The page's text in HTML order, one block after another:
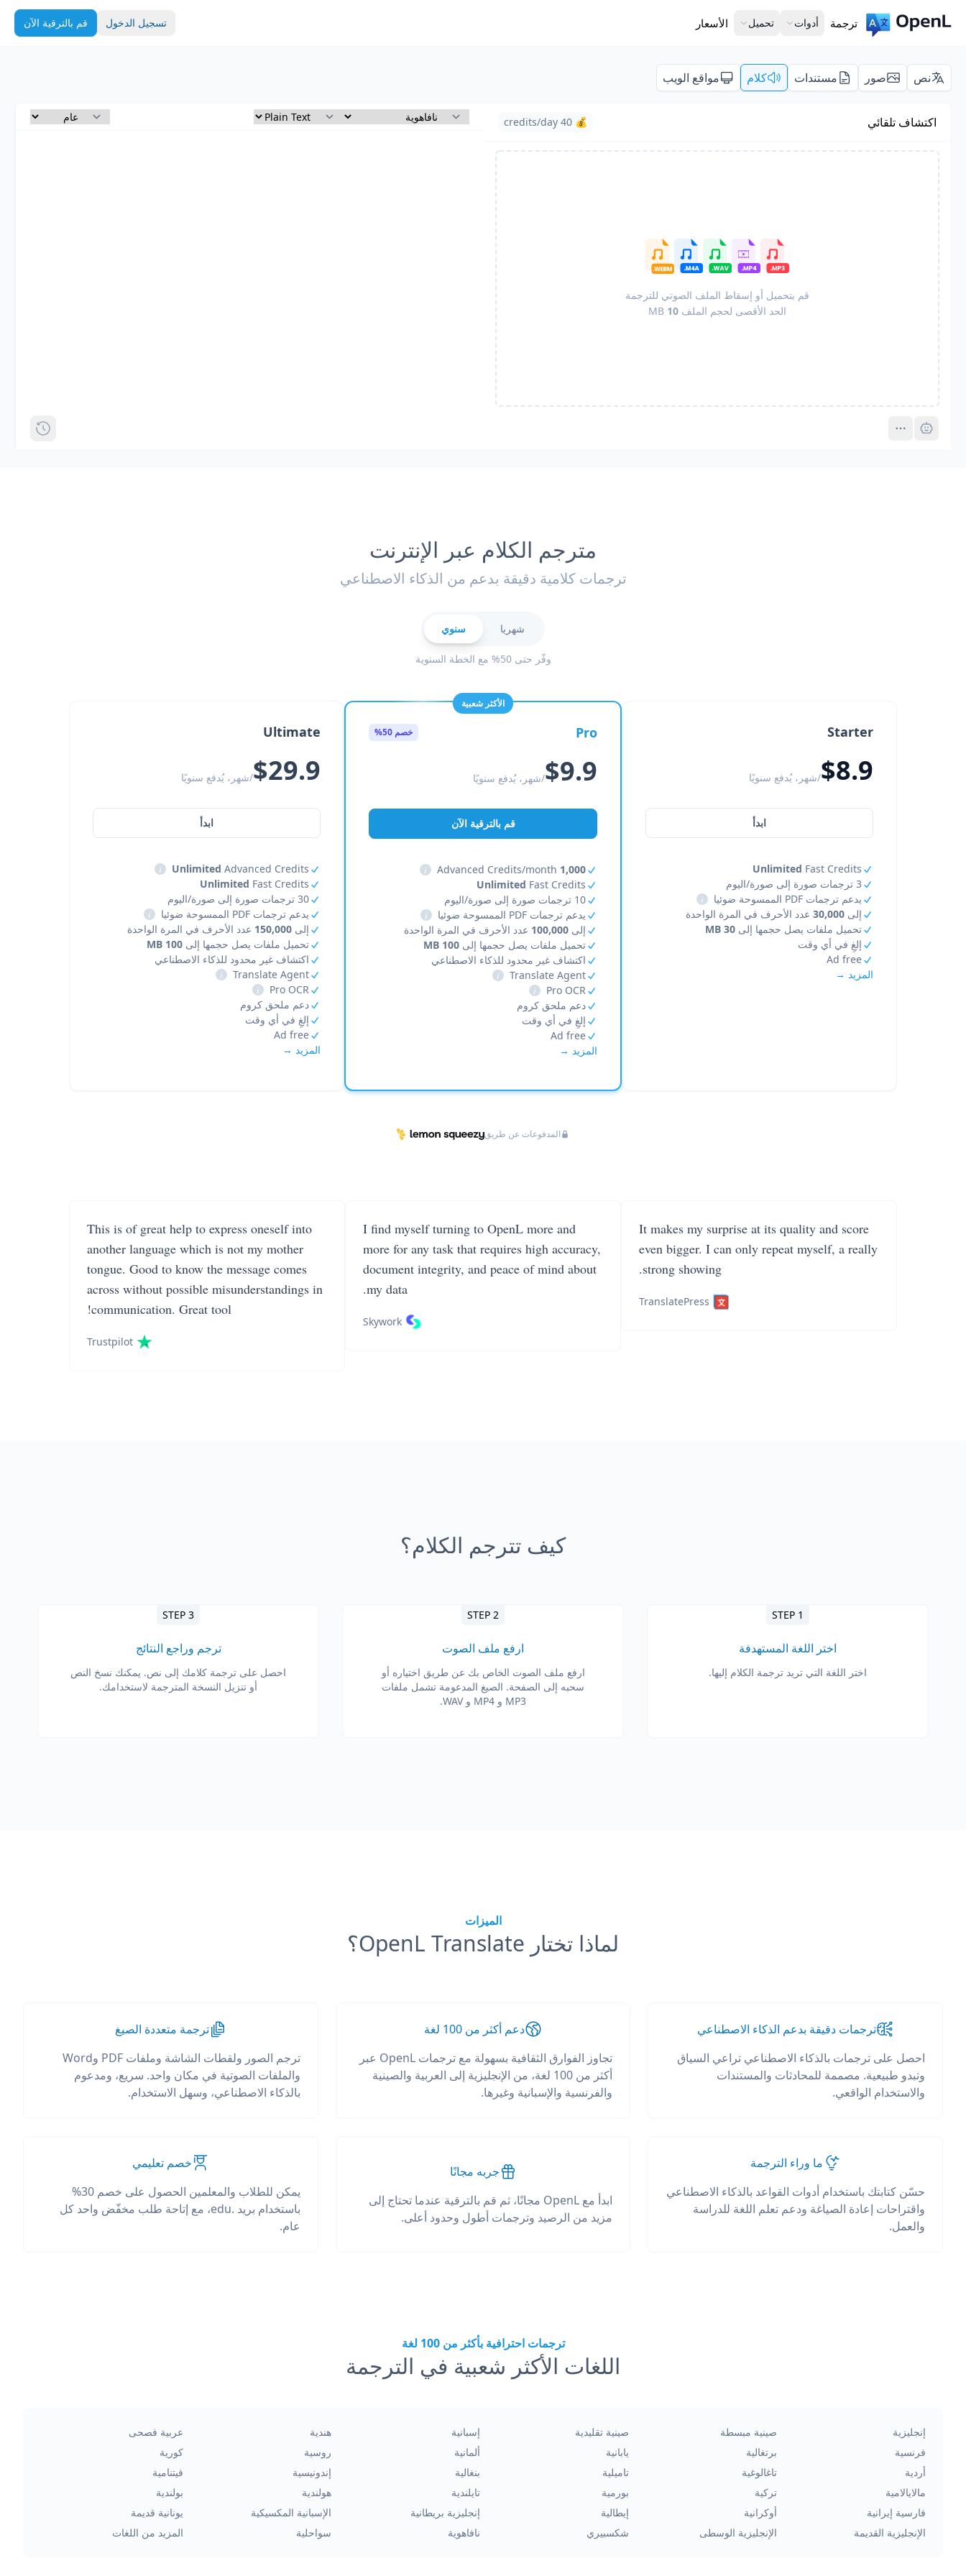
ترجمة أدوات تحميل الأسعار تسجيل الدخول قم بالترقية الآن
نص صور مستندات كلام مواقع الويب
اكتشاف تلقائي 💰 40 credits/day
قم بتحميل أو إسقاط الملف الصوتي للترجمة
الحد الأقصى لحجم الملف10
MB
مترجم الكلام عبر الإنترنت
ترجمات كلامية دقيقة بدعم من الذكاء الاصطناعي
شهريا سنوي
وفّر حتى 50% مع الخطة السنوية
Starter
$8.9/شهر، يُدفع سنويًا
ابدأ
Unlimited Fast Credits
3 ترجمات صورة إلى صورة/اليوم
يدعم ترجمات PDF الممسوحة ضوئيا
i
إلى 30,000 عدد الأحرف في المرة الواحدة
تحميل ملفات يصل حجمها إلى 30 MB
إلغِ في أي وقت
Ad free
المزيد →
الأكثر شعبية
Pro خصم 50%
$9.9/شهر، يُدفع سنويًا
قم بالترقية الآن
1,000
i
Unlimited Fast Credits
10 ترجمات صورة إلى صورة/اليوم
يدعم ترجمات PDF الممسوحة ضوئيا
i
إلى100,000 عدد الأحرف في المرة الواحدة
تحميل ملفات يصل حجمها إلى100 MB
اكتشاف غير محدود للذكاء الاصطناعي
Translate Agent
i
Pro OCR
i
دعم ملحق كروم
إلغِ في أي وقت
Ad free
المزيد →
Ultimate
$29.9/شهر، يُدفع سنويًا
ابدأ
Unlimited Advanced Credits
i
Unlimited Fast Credits
30 ترجمات صورة إلى صورة/اليوم
يدعم ترجمات PDF الممسوحة ضوئيا
i
إلى 150,000 عدد الأحرف في المرة الواحدة
تحميل ملفات يصل حجمها إلى 100 MB
اكتشاف غير محدود للذكاء الاصطناعي
Translate Agent
i
Pro OCR
i
دعم ملحق كروم
إلغِ في أي وقت
Ad free
المزيد →
المدفوعات عن طريق
It makes my surprise at its quality and score
even bigger. I can only repeat myself, a really
strong showing.
TranslatePress
I find myself turning to OpenL more and
more for any task that requires high accuracy,
document integrity, and peace of mind about
my data.
Skywork
This is of great help to express oneself into
another language which is not my mother
tongue. Good to know the message comes
across without possible misunderstandings in
communication. Great tool!
Trustpilot
كيف تترجم الكلام؟
STEP 1
اختر اللغة المستهدفة
اختر اللغة التي تريد ترجمة الكلام إليها.
STEP 2
ارفع ملف الصوت
ارفع ملف الصوت الخاص بك عن طريق اختياره أو
سحبه إلى الصفحة. الصيغ المدعومة تشمل ملفات
MP3 و MP4 و WAV.
STEP 3
ترجم وراجع النتائج
احصل على ترجمة كلامك إلى نص. يمكنك نسخ النص
أو تنزيل النسخة المترجمة لاستخدامك.
الميزات
لماذا تختار OpenL Translate؟
ترجمات دقيقة بدعم الذكاء الاصطناعي
احصل على ترجمات بالذكاء الاصطناعي تراعي السياق
وتبدو طبيعية. مصممة للمحادثات والمستندات
والاستخدام الواقعي.
دعم أكثر من 100 لغة
تجاوز الفوارق الثقافية بسهولة مع ترجمات OpenL عبر
أكثر من 100 لغة، من الإنجليزية إلى العربية والصينية
والفرنسية والإسبانية وغيرها.
ترجمة متعددة الصيغ
ترجم الصور ولقطات الشاشة وملفات PDF وWord
والملفات الصوتية في مكان واحد. سريع، ومدعوم
بالذكاء الاصطناعي، وسهل الاستخدام.
ما وراء الترجمة
حسّن كتابتك باستخدام أدوات القواعد بالذكاء الاصطناعي
واقتراحات إعادة الصياغة ودعم تعلم اللغة للدراسة
والعمل.
جربه مجانًا
ابدأ مع OpenL مجانًا، ثم قم بالترقية عندما تحتاج إلى
مزيد من الرصيد وترجمات أطول وحدود أعلى.
خصم تعليمي
يمكن للطلاب والمعلمين الحصول على خصم 30%
باستخدام بريد .edu، مع إتاحة طلب مخفّض واحد كل
عام.
ترجمات احترافية بأكثر من 100 لغة
اللغات الأكثر شعبية في الترجمة
إنجليزية صينية مبسطة صينية تقليدية إسبانية هندية
عربية فصحى
فرنسية
برتغالية يابانية ألمانية روسية
كورية
أردية
تاغالوغية تاميلية بنغالية إندونيسية
فيتنامية
مالايالامية
تركية بورمية تايلندية هولندية
بولندية
فارسية إيرانية
أوكرانية إيطالية إنجليزية بريطانية الإسبانية المكسيكية
يونانية قديمة
الإنجليزية القديمة
الإنجليزية الوسطى شكسبيري نافاهوية سواحلية المزيد من اللغات